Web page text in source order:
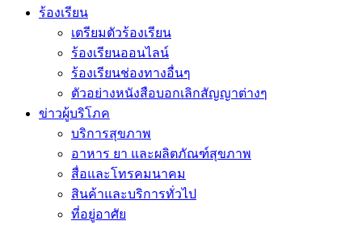
ร้องเรียน
เตรียมตัวร้องเรียน
ร้องเรียนออนไลน์
ร้องเรียนช่องทางอื่นๆ
ตัวอย่างหนังสือบอกเลิกสัญญาต่างๆ
ข่าวผู้บริโภค
บริการสุขภาพ
อาหาร ยา และผลิตภัณฑ์สุขภาพ
สื่อและโทรคมนาคม
สินค้าและบริการทั่วไป
ที่อยู่อาศัย